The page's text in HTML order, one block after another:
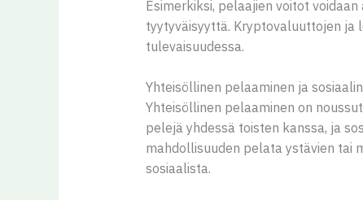
Esimerkiksi, pelaajien voitot
tyytyväisyyttä. Kryptovaluuttojen ja
tulevaisuudessa.
Yhteisöllinen pelaaminen ja
Yhteisöllinen pelaaminen on
pelejä yhdessä toisten kanssa, ja
mahdollisuuden pelata ystävien tai
sosiaalista.